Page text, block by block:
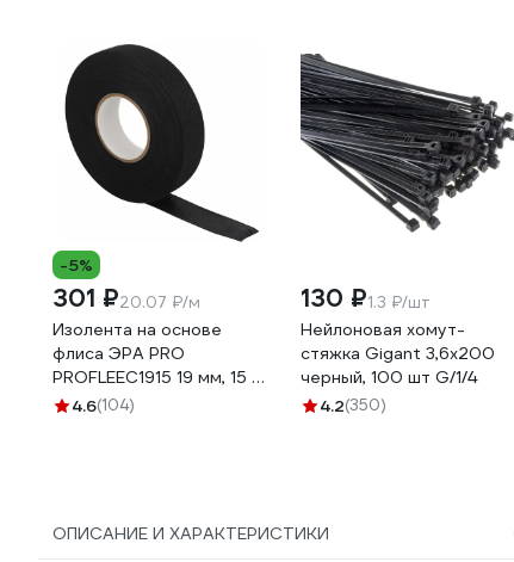
-5%
301 ₽20.07 ₽/м
Изолента на основе
флиса ЭРА PRO
PROFLEEC1915 19 мм, 15 м,
0,3 мм, черная Б0057181
4.6(104)
130 ₽1.3 ₽/шт
Нейлоновая хомут-
стяжка Gigant 3,6х200
черный, 100 шт G/1/4
4.2(350)
ОПИСАНИЕ И ХАРАКТЕРИСТИКИ